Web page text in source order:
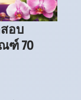
อบ
ฑ์ 70